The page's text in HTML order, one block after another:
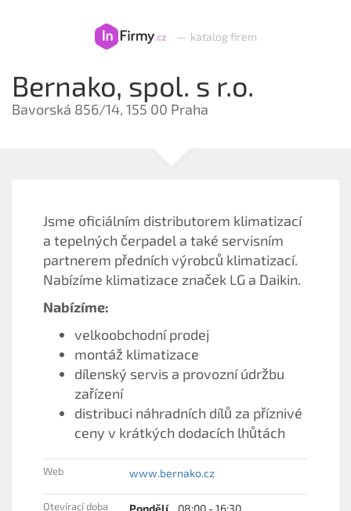
— katalog firem
Bernako, spol. s r.o.
Bavorská 856/14, 155 00 Praha
Jsme oficiálním distributorem klimatizací
a tepelných čerpadel a také servisním
partnerem předních výrobců klimatizací.
Nabízíme klimatizace značek LG a Daikin.
Nabízíme:
velkoobchodní prodej
montáž klimatizace
dílenský servis a provozní údržbu
zařízení
distribuci náhradních dílů za příznivé
ceny v krátkých dodacích lhůtách
Web www.bernako.cz
Otevírací doba Pondělí
08:00 - 16:30